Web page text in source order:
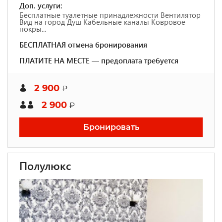
Доп. услуги:
Бесплатные туалетные принадлежности Вентилятор
Вид на город Душ Кабельные каналы Ковровое
покры...
БЕСПЛАТНАЯ отмена бронирования
ПЛАТИТЕ НА МЕСТЕ — предоплата требуется
2 900 ₽
2 900 ₽
Бронировать
Полулюкс